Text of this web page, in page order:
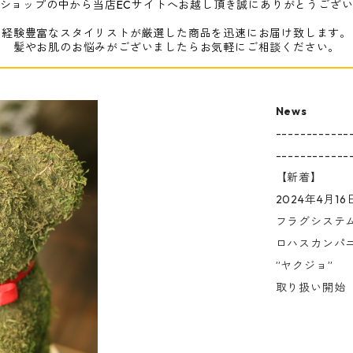
ョップの中から当店ECサイトへお越し頂き誠にありがとうござい
経験豊富なスタイリストが厳選した商品を迅速にお届け致します。
髪やお肌のお悩みがございましたらお気軽にご相談ください。
News
【新着】
2024年4月16
フラグシステ
ロハスカンパ
”ヤクジョ”
取り扱い開始